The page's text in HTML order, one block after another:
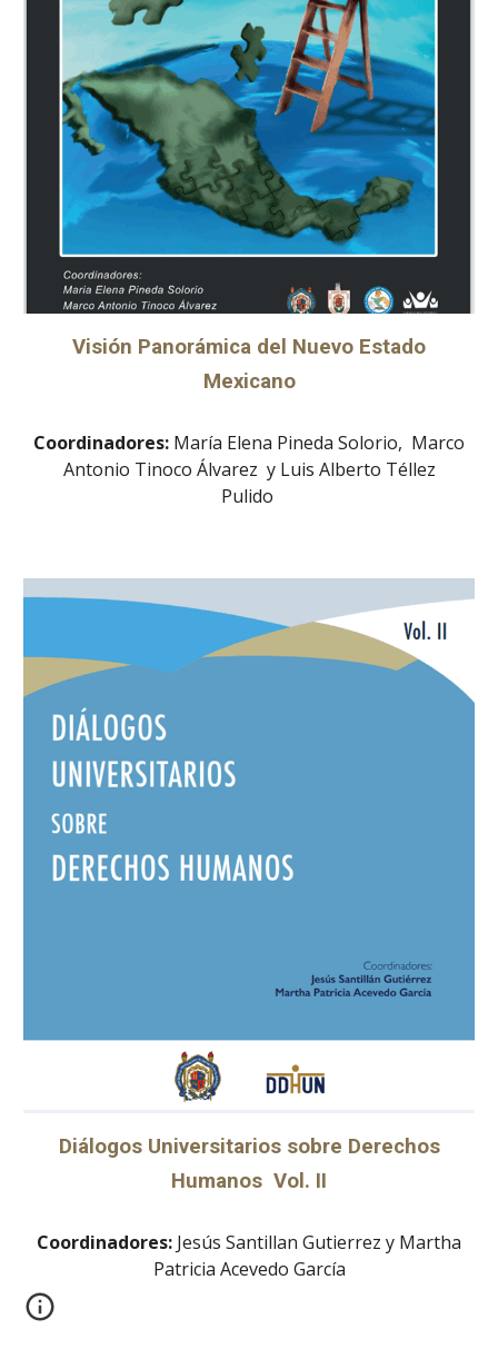
Visión Panorámica del Nuevo Estado
Mexicano
Coordinadores: María Elena Pineda Solorio, Marco
Antonio Tinoco Álvarez y Luis Alberto Téllez
Pulido
Diálogos Universitarios sobre Derechos
Humanos Vol. II
Coordinadores: Jesús Santillan Gutierrez y Martha
Patricia Acevedo García